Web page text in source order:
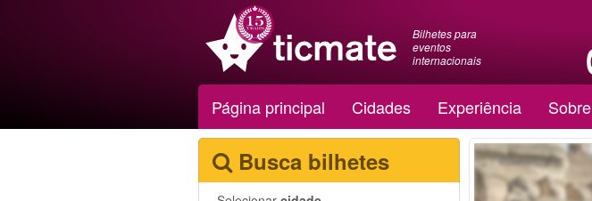
Bilhetes para
eventos
internacionais
Página principal Cidades Experiência Sobre
Busca bilhetes